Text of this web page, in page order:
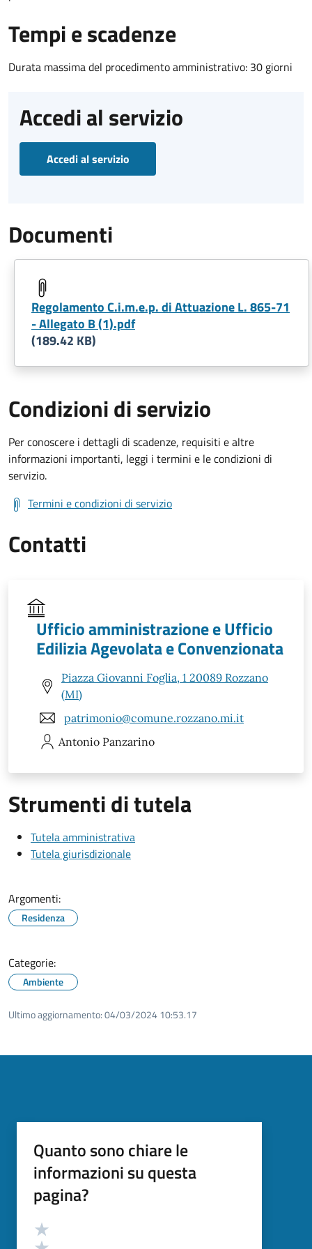
Tempi e scadenze
Durata massima del procedimento amministrativo: 30 giorni
Accedi al servizio
Accedi al servizio
Documenti
Regolamento C.i.m.e.p. di Attuazione L. 865-71
- Allegato B (1).pdf
(189.42 KB)
Condizioni di servizio
Per conoscere i dettagli di scadenze, requisiti e altre
informazioni importanti, leggi i termini e le condizioni di
servizio.
Termini e condizioni di servizio
Contatti
Ufficio amministrazione e Ufficio
Edilizia Agevolata e Convenzionata
Piazza Giovanni Foglia, 1 20089 Rozzano
(MI)
patrimonio@comune.rozzano.mi.it
Antonio Panzarino
Strumenti di tutela
Tutela amministrativa
Tutela giurisdizionale
Argomenti:
Residenza
Categorie:
Ambiente
Ultimo aggiornamento:04/03/2024 10:53.17
Quanto sono chiare le
informazioni su questa
pagina?
Valutazione